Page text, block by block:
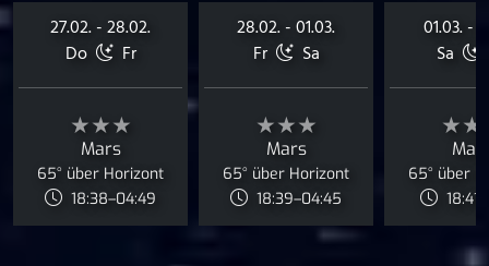
27.02. - 28.02.
Do
Fr
★★★
Mars
65° über Horizont
18:38–04:49
28.02. - 01.03.
Fr
Sa
★★★
Mars
65° über Horizont
18:39–04:45
01.03. -
Sa
65° über